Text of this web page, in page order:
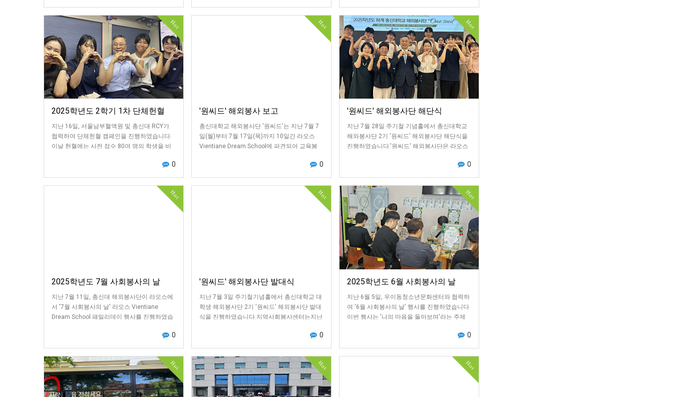
Hot
2025학년도 2학기 1차 단체헌혈
지난 16일, 서울남부혈액원 및 총신대 RCY가
협력하여 단체헌혈 캠페인을 진행하였습니다.
이날 헌혈에는 사전 접수 80여 명의 학생을 비
0
Hot
'원씨드' 해외봉사 보고
총신대학교 해외봉사단 '원씨드'는 지난 7월 7
일(월)부터 7월 17일(목)까지 10일간 라오스
Vientiane Dream School에 파견되어 교육봉
0
Hot
'원씨드' 해외봉사단 해단식
지난 7월 28일 주기철 기념홀에서 총신대학교
해와봉사단 2기 '원씨드' 해외봉사단 해단식을
진행하였습니다.'원씨드' 해외봉사단은 라오스
0
Hot
2025학년도 7월 사회봉사의 날
지난 7월 11일, 총신대 해외봉사단이 라오스에
서 '7월 사회봉사의 날' 라오스 Vientiane
Dream School 패밀리데이 행사를 진행하였습
0
Hot
'원씨드' 해외봉사단 발대식
지난 7월 3일 주기철기념홀에서 총신대학교 대
학생 해외봉사단 2기 '원씨드' 해외봉사단 발대
식을 진행하였습니다.지역사회봉사센터는지난
0
Hot
2025학년도 6월 사회봉사의 날
지난 6월 5일, 우이동청소년문화센터와 협력하
여 '6월 사회봉사의 날' 행사를 진행하였습니다
이번 행사는 '나의 마음을 돌아보며'라는 주제
0
Hot Hot Hot